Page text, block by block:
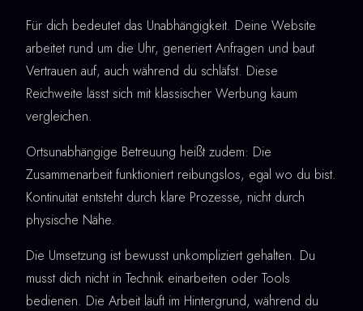
Für dich bedeutet das Unabhängigkeit. Deine Website
arbeitet rund um die Uhr, generiert Anfragen und baut
Vertrauen auf, auch während du schläfst. Diese
Reichweite lässt sich mit klassischer Werbung kaum
vergleichen.
Ortsunabhängige Betreuung heißt zudem: Die
Zusammenarbeit funktioniert reibungslos, egal wo du bist.
Kontinuität entsteht durch klare Prozesse, nicht durch
physische Nähe.
Die Umsetzung ist bewusst unkompliziert gehalten. Du
musst dich nicht in Technik einarbeiten oder Tools
bedienen. Die Arbeit läuft im Hintergrund, während du